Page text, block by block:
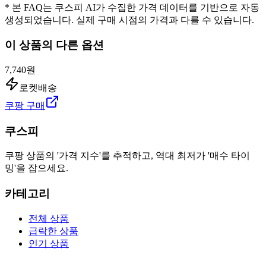
* 본 FAQ는 쿠스피 AI가 수집한 가격 데이터를 기반으로 자동
생성되었습니다. 실제 구매 시점의 가격과 다를 수 있습니다.
이 상품의 다른 옵션
7,740원
로켓배송
쿠팡 구매
쿠스피
쿠팡 상품의 '가격 지수'를 추적하고, 역대 최저가 '매수 타이
밍'을 잡으세요.
카테고리
전체 상품
급락한 상품
인기 상품